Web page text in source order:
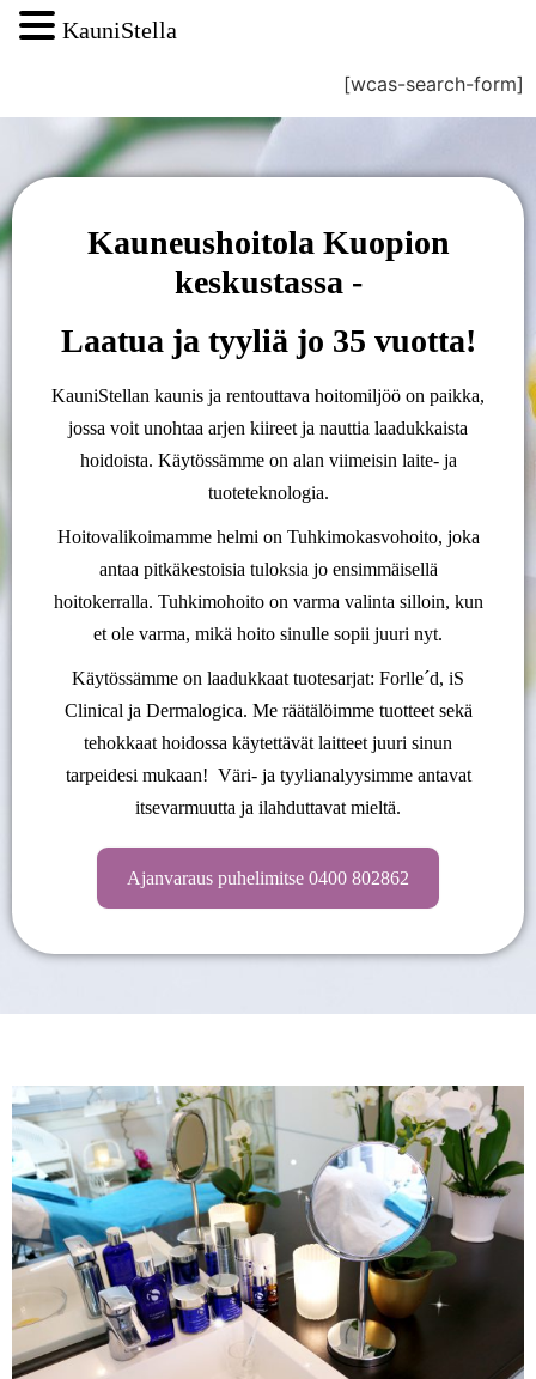
[wcas-search-form]
Kauneushoitola Kuopion
keskustassa -
Laatua ja tyyliä jo 35 vuotta!
KauniStellan kaunis ja rentouttava hoitomiljöö on paikka,
jossa voit unohtaa arjen kiireet ja nauttia laadukkaista
hoidoista. Käytössämme on alan viimeisin laite- ja
tuoteteknologia.
Hoitovalikoimamme helmi on Tuhkimokasvohoito, joka
antaa pitkäkestoisia tuloksia jo ensimmäisellä
hoitokerralla. Tuhkimohoito on varma valinta silloin, kun
et ole varma, mikä hoito sinulle sopii juuri nyt.
Käytössämme on laadukkaat tuotesarjat: Forlle´d, iS
Clinical ja Dermalogica. Me räätälöimme tuotteet sekä
tehokkaat hoidossa käytettävät laitteet juuri sinun
tarpeidesi mukaan! Väri- ja tyylianalyysimme antavat
itsevarmuutta ja ilahduttavat mieltä.
Ajanvaraus puhelimitse 0400 802862
KauniStella